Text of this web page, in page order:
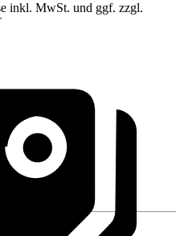
inkl. MwSt. und ggf. zzgl.